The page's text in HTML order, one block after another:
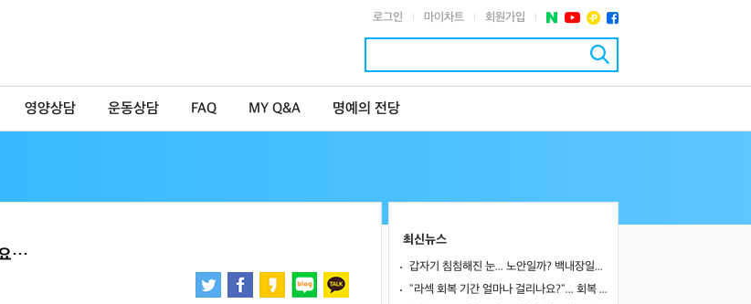
로그인 마이차트 회원가입
영양상담 운동상담 FAQ MY Q&A 명예의 전당
요…
최신뉴스
갑자기 침침해진 눈... 노안일까? 백내장일까?
"라섹 회복 기간 얼마나 걸리나요?"... 회복 과정과 일상 복귀 시점